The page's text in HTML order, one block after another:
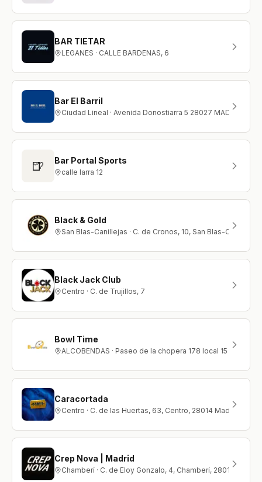
BAR TIETAR
LEGANES · CALLE BARDENAS, 6
Bar El Barril
Ciudad Lineal · Avenida Donostiarra 5 28027 MADRID
🍺 Bar Portal Sports
calle larra 12
Black & Gold
San Blas-Canillejas · C. de Cronos, 10, San Blas-
Black Jack Club
Centro · C. de Trujillos, 7
Bowl Time
ALCOBENDAS · Paseo de la chopera 178 local 15
Caracortada
Centro · C. de las Huertas, 63, Centro, 28014 Madrid
Crep Nova | Madrid
Chamberí · C. de Eloy Gonzalo, 4, Chamberí, 28010 Madrid